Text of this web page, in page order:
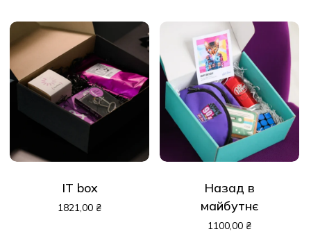
IT box
1821,00 ₴
Назад в
майбутнє
1100,00 ₴